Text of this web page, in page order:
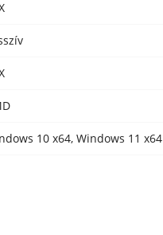
10 x64, Windows 11 x64